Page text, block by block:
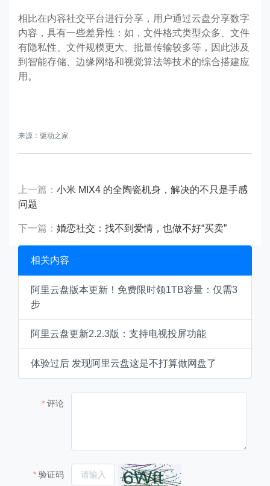
相比在内容社交平台进行分享，用户通过云盘分享数字
内容，具有一些差异性：如，文件格式类型众多、文件
有隐私性、文件规模更大、批量传输较多等，因此涉及
到智能存储、边缘网络和视觉算法等技术的综合搭建应
用。
来源：驱动之家
上一篇： 小米 MIX4 的全陶瓷机身，解决的不只是手感
问题
下一篇： 婚恋社交：找不到爱情，也做不好“买卖”
相关内容
阿里云盘版本更新！免费限时领1TB容量：仅需3
步
阿里云盘更新2.2.3版：支持电视投屏功能
体验过后 发现阿里云盘这是不打算做网盘了